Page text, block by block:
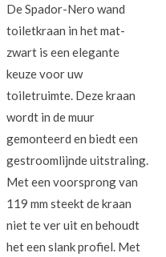
De Spador-Nero wand
toiletkraan in het mat-
zwart is een elegante
keuze voor uw
toiletruimte. Deze kraan
wordt in de muur
gemonteerd en biedt een
gestroomlijnde uitstraling.
Met een voorsprong van
119 mm steekt de kraan
niet te ver uit en behoudt
het een slank profiel. Met